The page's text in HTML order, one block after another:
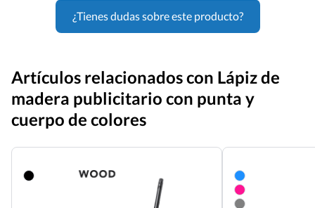
¿Tienes dudas sobre este producto?
Artículos relacionados con Lápiz de
madera publicitario con punta y
cuerpo de colores